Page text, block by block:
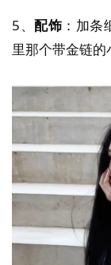
5、配饰 ：加
里那个带金链的